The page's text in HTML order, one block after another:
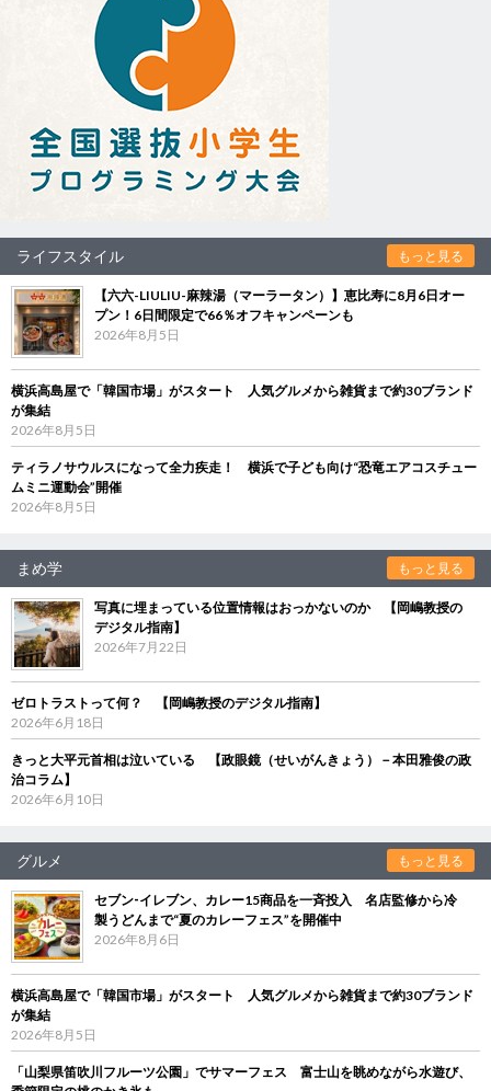
ライフスタイル もっと見る
【六六-LIULIU-麻辣湯（マーラータン）】恵比寿に8月6日オー
プン！6日間限定で66％オフキャンペーンも
2026年8月5日
横浜高島屋で「韓国市場」がスタート 人気グルメから雑貨まで約30ブランド
が集結
2026年8月5日
ティラノサウルスになって全力疾走！ 横浜で子ども向け“恐竜エアコスチュー
ムミニ運動会”開催
2026年8月5日
まめ学 もっと見る
写真に埋まっている位置情報はおっかないのか 【岡嶋教授の
デジタル指南】
2026年7月22日
ゼロトラストって何？ 【岡嶋教授のデジタル指南】
2026年6月18日
きっと大平元首相は泣いている 【政眼鏡（せいがんきょう）－本田雅俊の政
治コラム】
2026年6月10日
グルメ もっと見る
セブン‐イレブン、カレー15商品を一斉投入 名店監修から冷
製うどんまで“夏のカレーフェス”を開催中
2026年8月6日
横浜高島屋で「韓国市場」がスタート 人気グルメから雑貨まで約30ブランド
が集結
2026年8月5日
「山梨県笛吹川フルーツ公園」でサマーフェス 富士山を眺めながら水遊び、